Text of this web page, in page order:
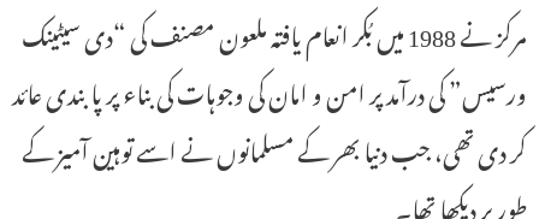
مرکز نے 1988 میں بُکر انعام یافتہ ملعون مصنف کی “دی سیٹینک
ورسیس” کی درآمد پر امن و امان کی وجوہات کی بناء پر پابندی عائد
کر دی تھی، جب دنیا بھر کے مسلمانوں نے اسے توہین آمیز کے
طور پر دیکھا تھا۔